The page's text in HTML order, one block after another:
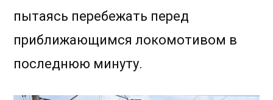
пытаясь перебежать перед
приближающимся локомотивом в
последнюю минуту.